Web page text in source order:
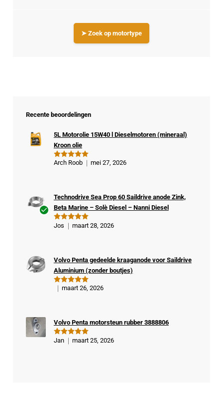
➤ Zoek op motortype
Recente beoordelingen
Gewaardeer
5L Motorolie 15W40 l Dieselmotoren (mineraal)
Kroon olie
Arch Roob mei 27, 2026
kop
er
Gewaardeer
Technodrive Sea Prop 60 Saildrive anode Zink,
Beta Marine – Solè Diesel – Nanni Diesel
Jos maart 28, 2026
Gewaardeer
Volvo Penta gedeelde kraaganode voor Saildrive
Aluminium (zonder boutjes)
maart 26, 2026
Gewaardeer
Volvo Penta motorsteun rubber 3888806
Jan maart 25, 2026